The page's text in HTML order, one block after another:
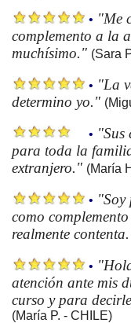
• "Me
complemento a la
muchísimo." (Sara
• "La
determino yo."
• "Sus
para toda la
extranjero." (María
• "Soy
como
realmente
•
atención ante mis
curso y para
(María P. - CHILE)